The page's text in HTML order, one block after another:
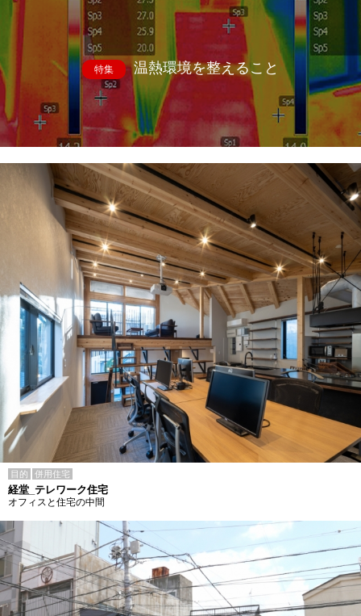
特集 温熱環境を整えること
目的 併用住宅
経堂_テレワーク住宅
オフィスと住宅の中間